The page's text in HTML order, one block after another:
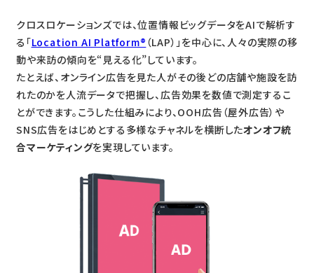
クロスロケーションズでは、位置情報ビッグデータをAIで解析す
る「Location AI Platform® （LAP）」を中心に、人々の実際の移
動や来訪の傾向を“見える化”しています。
たとえば、オンライン広告を見た人がその後どの店舗や施設を訪
れたのかを人流データで把握し、広告効果を数値で測定するこ
とができます。こうした仕組みにより、OOH広告（屋外広告）や
SNS広告をはじめとする多様なチャネルを横断したオンオフ統
合マーケティングを実現しています。